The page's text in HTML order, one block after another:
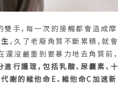
手，每一次的接觸都會造成摩
，久了老廢角質不斷累積，就會
還沒嚴重到要暴力地去角質前，
行護理，包括乳酸、尿囊素、十
謝的維他命E、維他命C加速新